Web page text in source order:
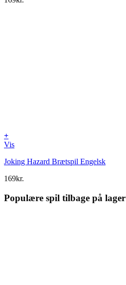
+
Vis
Joking Hazard Brætspil Engelsk
169kr.
Populære spil tilbage på lager